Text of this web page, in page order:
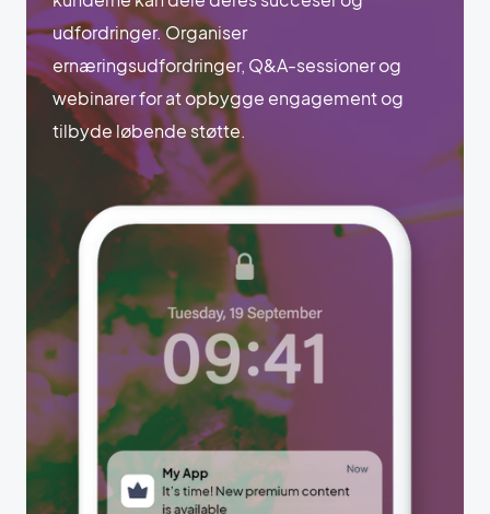
udfordringer. Organiser
ernæringsudfordringer, Q&A-sessioner og
webinarer for at opbygge engagement og
tilbyde løbende støtte.